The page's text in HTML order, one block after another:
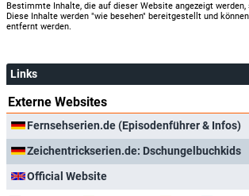
Bestimmte Inhalte, die auf dieser Website angezeigt werden,
Diese Inhalte werden "wie besehen" bereitgestellt und
entfernt werden.
Links
Externe Websites
Fernsehserien.de (Episodenführer & Infos)
Zeichentrickserien.de: Dschungelbuchkids
Official Website